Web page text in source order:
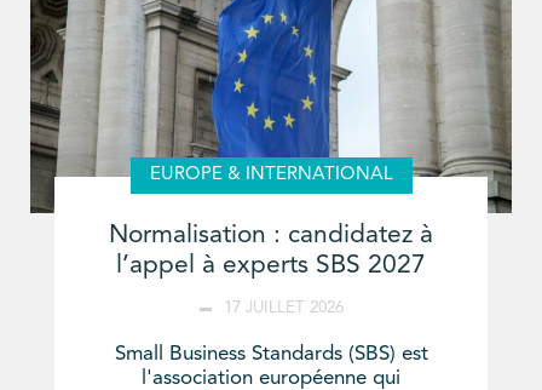
EUROPE & INTERNATIONAL
Normalisation : candidatez à
l’appel à experts SBS 2027
17 JUILLET 2026
Small Business Standards (SBS) est
l'association européenne qui